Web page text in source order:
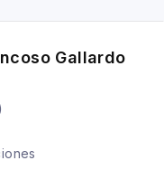
Gallardo